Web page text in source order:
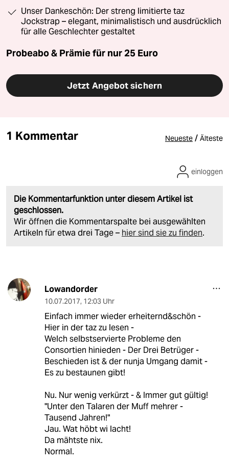
Unser Dankeschön: Der streng limitierte taz
Jockstrap – elegant, minimalistisch und ausdrücklich
für alle Geschlechter gestaltet
Probeabo & Prämie für nur 25 Euro
Jetzt Angebot sichern
1 Kommentar Neueste / Älteste
Die Kommentarfunktion unter diesem Artikel ist
geschlossen.
Wir öffnen die Kommentarspalte bei ausgewählten
Artikeln für etwa drei Tage – hier sind sie zu finden.
einloggen
Lowandorder
10.07.2017, 12:03 Uhr
Einfach immer wieder erheiternd&schön -
Hier in der taz zu lesen -
Welch selbstservierte Probleme den
Consortien hinieden - Der Drei Betrüger -
Beschieden ist & der nunja Umgang damit -
Es zu bestaunen gibt!
Nu. Nur wenig verkürzt - & Immer gut gültig!
"Unter den Talaren der Muff mehrer -
Tausend Jahren!"
Jau. Wat höbt wi lacht!
Da mähtste nix.
Normal.